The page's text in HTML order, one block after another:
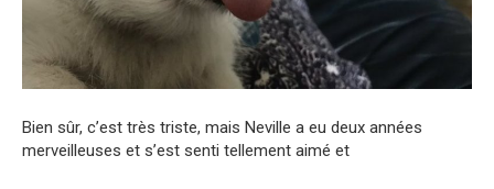
Bien sûr, c’est très triste, mais Neville a eu deux années
merveilleuses et s’est senti tellement aimé et